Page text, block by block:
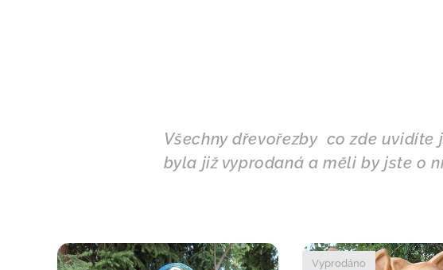
Všechny dřevořezby co zde uvidíte
byla již vyprodaná a měli by jste o
Vyprodáno